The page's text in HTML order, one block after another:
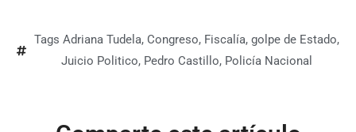
Tags Adriana Tudela, Congreso, Fiscalía, golpe de Estado,
Juicio Politico, Pedro Castillo, Policía Nacional